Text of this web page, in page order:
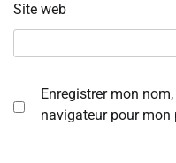
Site web
Enregistrer mon
navigateur pour